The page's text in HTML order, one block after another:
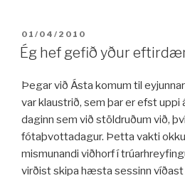
2011.
Úr
eldri
borgara.“
BIRT:
01/04/2010
Ég hef gefið yður
Þegar við Ásta komum til
var klaustrið, sem þar er efst uppi
daginn sem við stöldruðum við,
fótaþvottadagur. Þetta vakti
mismunandi viðhorf í
virðist skipa hæsta sessinn víðast